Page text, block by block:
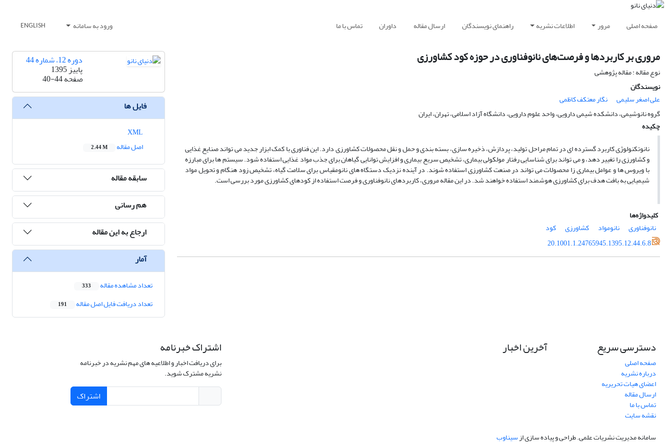
صفحه اصلی مرور اطلاعات نشریه راهنمای نویسندگان ارسال مقاله داوران تماس با ما ورود به سامانه ENGLISH
مروری بر کاربردها و فرصت‌های نانوفناوری در حوزه کود کشاورزی
نوع مقاله : مقاله پژوهشی
نویسندگان
علی اصغر سلیمی
نگار معتکف کاظمی
گروه نانوشیمی، دانشکده شیمی دارویی، واحد علوم دارویی، دانشگاه آزاد اسلامی، تهران، ایران
چکیده
نانوتکنولوژی کاربرد گسترده ای در تمام مراحل تولید، پردازش، ذخیره سازی، بسته بندی و حمل و نقل محصولات کشاورزی دارد. این فناوری با کمک ابزار جدید می تواند صنایع غذایی
و کشاورزی را تغییر دهد، و می تواند برای شناسایی رفتار مولکولی بیماری، تشخیص سریع بیماری و افزایش توانایی گیاهان برای جذب مواد غذایی استفاده شود. سیستم ها برای مبارزه
با ویروس ها و عوامل بیماری زا محصولات می تواند در صنعت کشاورزی استفاده شوند. در آینده نزدیک دستگاه های نانومقیاس برای سلامت گیاه، تشخیص زود هنگام و تحویل مواد
شیمیایی به بافت هدف برای کشاورزی هوشمند استفاده خواهند شد. در این مقاله مروری، کاربردهای نانوفناوری و فرصت استفاده از کودهای کشاورزی مورد بررسی است.
کلیدواژه‌ها
نانوفناوری
نانومواد کشاورزی
کود
20.1001.1.24765945.1395.12.44.6.8
دوره 12، شماره 44
پاییز 1395
صفحه40-44
فایل ها
اصل مقاله
2.44 M
سابقه مقاله
هم رسانی
ارجاع به این مقاله
آمار
تعداد مشاهده مقاله 333
تعداد دریافت فایل اصل مقاله 191
دسترسی سریع
صفحه اصلی
درباره نشریه
اعضای هیات تحریریه
ارسال مقاله
تماس با ما
نقشه سایت
آخرین اخبار اشتراک خبرنامه
برای دریافت اخبار و اطلاعیه های مهم نشریه در خبرنامه
نشریه مشترک شوید.
اشتراک
سامانه مدیریت نشریات علمی.طراحی و پیاده سازی ازسیناوب